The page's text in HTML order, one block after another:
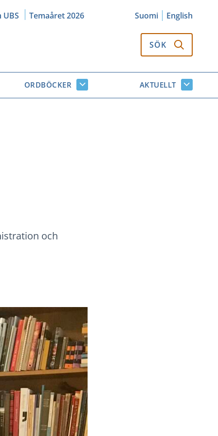
Temaåret 2026 Suomi English
SÖK
ORDBÖCKER
Ordböcker
undersidor
AKTUELLT
Aktuellt
och